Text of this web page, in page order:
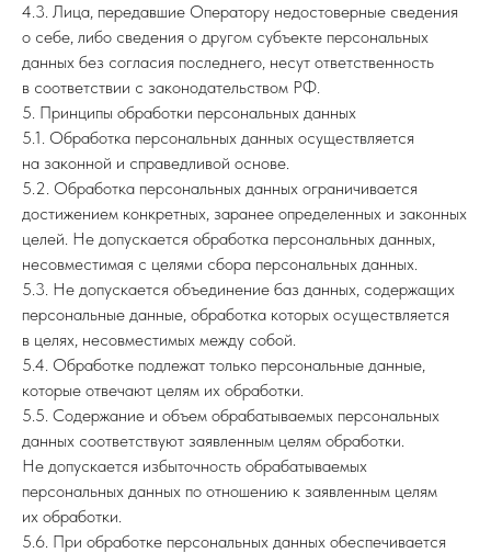
4.3. Лица, передавшие Оператору недостоверные сведения
о себе, либо сведения о другом субъекте персональных
данных без согласия последнего, несут ответственность
в соответствии с законодательством РФ.
5. Принципы обработки персональных данных
5.1. Обработка персональных данных осуществляется
на законной и справедливой основе.
5.2. Обработка персональных данных ограничивается
достижением конкретных, заранее определенных и законных
целей. Не допускается обработка персональных данных,
несовместимая с целями сбора персональных данных.
5.3. Не допускается объединение баз данных, содержащих
персональные данные, обработка которых осуществляется
в целях, несовместимых между собой.
5.4. Обработке подлежат только персональные данные,
которые отвечают целям их обработки.
5.5. Содержание и объем обрабатываемых персональных
данных соответствуют заявленным целям обработки.
Не допускается избыточность обрабатываемых
персональных данных по отношению к заявленным целям
их обработки.
5.6. При обработке персональных данных обеспечивается